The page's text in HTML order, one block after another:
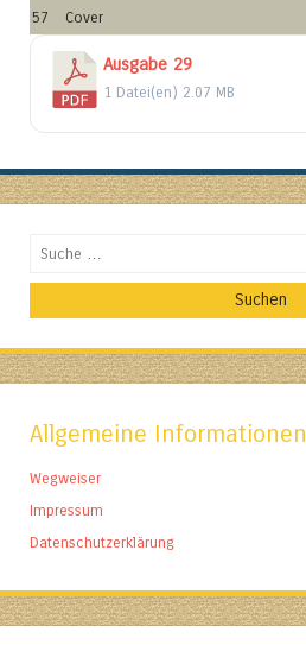
57
Cover
Ausgabe 29
1 Datei(en) 2.07 MB
Suchen
Allgemeine Informationen
Wegweiser
Impressum
Datenschutzerklärung